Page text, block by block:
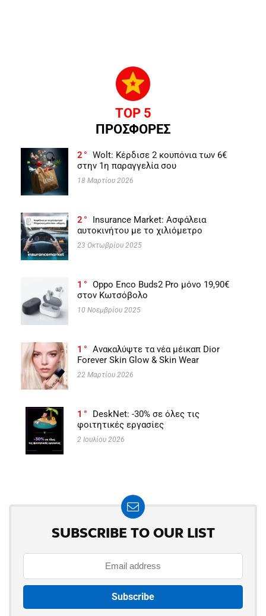
TOP 5
ΠΡΟΣΦΟΡΕΣ
2
Wolt: Κέρδισε 2 κουπόνια των 6€
στην 1η παραγγελία σου
18 Μαρτίου 2026
2
Insurance Market: Ασφάλεια
αυτοκινήτου με το χιλιόμετρο
23 Οκτωβρίου 2025
1
Oppo Enco Buds2 Pro μόνο 19,90€
στον Κωτσόβολο
10 Νοεμβρίου 2025
1
Ανακαλύψτε τα νέα μέικαπ Dior
Forever Skin Glow & Skin Wear
22 Μαρτίου 2026
1
DeskNet: -30% σε όλες τις
φοιτητικές εργασίες
2 Ιουλίου 2026
SUBSCRIBE TO OUR LIST